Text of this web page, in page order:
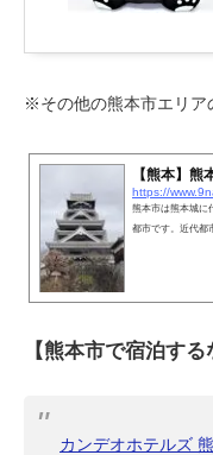
※その他の熊本市エリア
【熊本】熊
https://
熊本市は熊本城に
都市です。近代都
【熊本市で宿泊する
カンデオホテルズ